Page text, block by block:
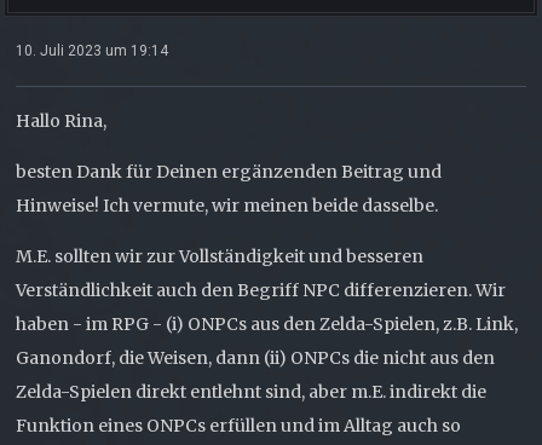
10. Juli 2023 um 19:14
Hallo Rina,
besten Dank für Deinen ergänzenden Beitrag und
Hinweise! Ich vermute, wir meinen beide dasselbe.
M.E. sollten wir zur Vollständigkeit und besseren
Verständlichkeit auch den Begriff NPC differenzieren. Wir
haben - im RPG - (i) ONPCs aus den Zelda-Spielen, z.B. Link,
Ganondorf, die Weisen, dann (ii) ONPCs die nicht aus den
Zelda-Spielen direkt entlehnt sind, aber m.E. indirekt die
Funktion eines ONPCs erfüllen und im Alltag auch so